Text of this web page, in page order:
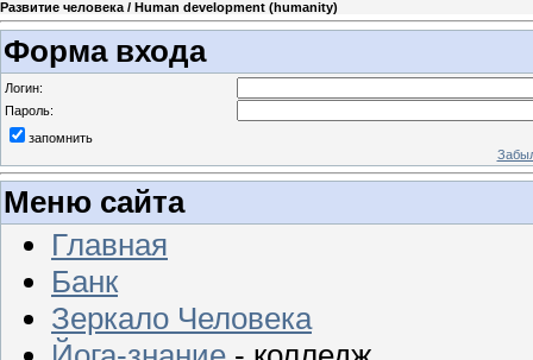
Развитие человека / Human development (humanity)
Форма входа
Логин:
Пароль:
запомнить
Меню сайта
Главная
Банк
Зеркало Человека